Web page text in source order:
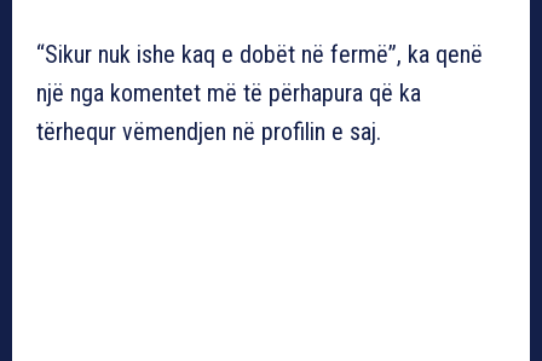
“Sikur nuk ishe kaq e dobët në fermë”, ka qenë
një nga komentet më të përhapura që ka
tërhequr vëmendjen në profilin e saj.